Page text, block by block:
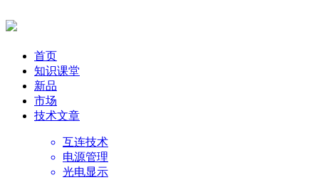
首页
知识课堂
新品
市场
技术文章
互连技术
电源管理
光电显示